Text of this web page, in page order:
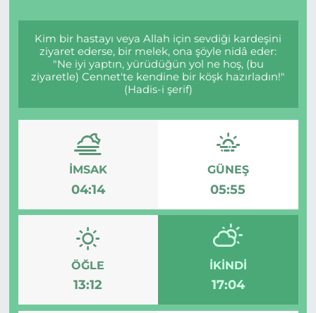
Kim bir hastayı veya Allah için sevdiği kardeşini
ziyaret ederse, bir melek, ona şöyle nidâ eder:
"Ne iyi yaptın, yürüdüğün yol ne hoş, (bu
ziyaretle) Cennet'te kendine bir köşk hazırladın!"
(Hadis-i şerif)
İMSAK
04:14
GÜNEŞ
05:55
ÖĞLE
13:12
İKINDI
17:04